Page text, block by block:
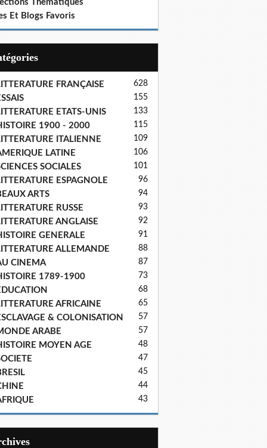
Thematiques
Et Blogs Favoris
FRANÇAISE 628
155
ETATS-UNIS 133
1900 - 2000 115
ITALIENNE 109
LATINE 106
SOCIALES 101
ESPAGNOLE 96
ARTS 94
RUSSE 93
ANGLAISE 92
GENERALE 91
ALLEMANDE 88
CINEMA 87
1789-1900 73
68
AFRICAINE 65
& COLONISATION 57
ARABE 57
MOYEN AGE 48
47
45
44
43